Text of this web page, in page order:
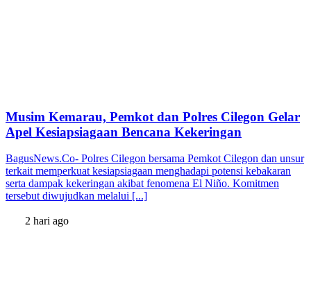
Musim Kemarau, Pemkot dan Polres Cilegon Gelar
Apel Kesiapsiagaan Bencana Kekeringan
BagusNews.Co- Polres Cilegon bersama Pemkot Cilegon dan unsur
terkait memperkuat kesiapsiagaan menghadapi potensi kebakaran
serta dampak kekeringan akibat fenomena El Niño. Komitmen
tersebut diwujudkan melalui [...]
2 hari ago